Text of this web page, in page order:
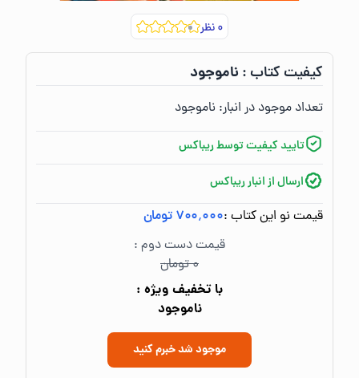
۰نظر
کیفیت کتاب :‌ ناموجود
تعداد موجود در انبار:‌ ناموجود
تایید کیفیت توسط ریباکس
ارسال از انبار ریباکس
قیمت نو این کتاب :۷۰۰٬۰۰۰ تومان
قیمت دست دوم :
۰ تومان
با تخفیف ویژه :
ناموجود
موجود شد خبرم کنید